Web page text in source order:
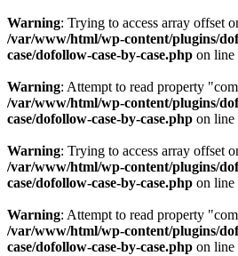
Warning: Trying to access array offset
/var/www/html/wp-content/plugins/
case/dofollow-case-by-case.php on line
Warning: Attempt to read property
/var/www/html/wp-content/plugins/
case/dofollow-case-by-case.php on line
Warning: Trying to access array offset
/var/www/html/wp-content/plugins/
case/dofollow-case-by-case.php on line
Warning: Attempt to read property
/var/www/html/wp-content/plugins/
case/dofollow-case-by-case.php on line